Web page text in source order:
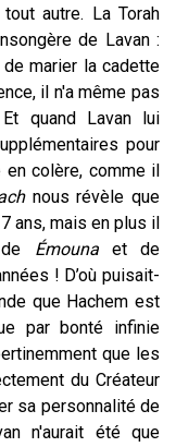
autre. La Torah
de Lavan :
marier la cadette
il n'a même pas
quand Lavan lui
pour
colère, comme il
nous révèle que
ans, mais en plus il
Émounaet de
! D’où puisait-
que Hachem est
par bonté infinie
que les
du Créateur
sa personnalité de
n'aurait été que